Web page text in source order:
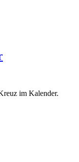
im Kalender.